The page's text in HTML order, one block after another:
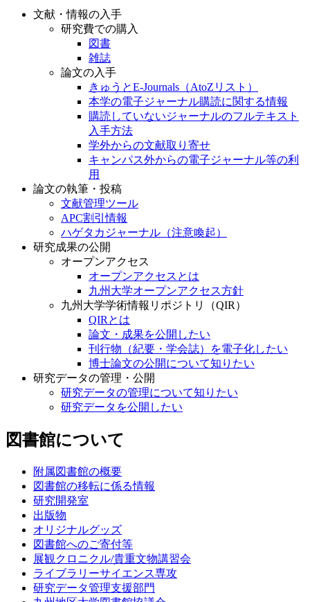
文献・情報の入手
研究費での購入
図書
雑誌
論文の入手
きゅうとE-Journals（AtoZリスト）
本学の電子ジャーナル購読に関する情報
購読していないジャーナルのフルテキスト
入手方法
学外からの文献取り寄せ
キャンパス外からの電子ジャーナル等の利
用
論文の執筆・投稿
文献管理ツール
APC割引情報
ハゲタカジャーナル（注意喚起）
研究成果の公開
オープンアクセス
オープンアクセスとは
九州大学オープンアクセス方針
九州大学学術情報リポジトリ（QIR）
QIRとは
論文・成果を公開したい
刊行物（紀要・学会誌）を電子化したい
博士論文の公開について知りたい
研究データの管理・公開
研究データの管理について知りたい
研究データを公開したい
図書館について
附属図書館の概要
図書館の移転に係る情報
研究開発室
出版物
オリジナルグッズ
図書館へのご寄付等
展観クロニクル/貴重文物講習会
ライブラリーサイエンス専攻
研究データ管理支援部門